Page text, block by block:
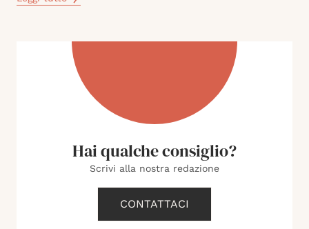
Hai qualche consiglio?
Scrivi alla nostra redazione
CONTATTACI